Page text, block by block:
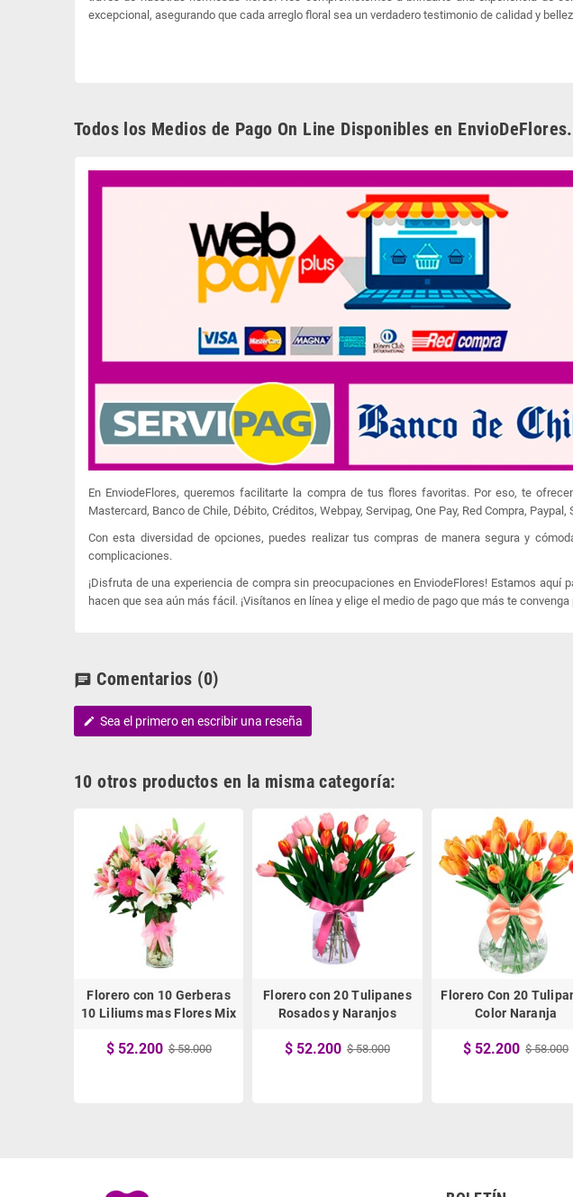
excepcional, asegurando que cada arreglo floral sea un verdadero testimonio de calidad y
Todos los Medios de Pago On Line Disponibles en
En EnviodeFlores, queremos facilitarte la compra de tus flores favoritas. Por eso, te
Mastercard, Banco de Chile, Débito, Créditos, Webpay, Servipag, One Pay, Red Compra, Paypal,
Con esta diversidad de opciones, puedes realizar tus compras de manera segura y
complicaciones.
¡Disfruta de una experiencia de compra sin preocupaciones en EnviodeFlores! Estamos
hacen que sea aún más fácil. ¡Visítanos en línea y elige el medio de pago que más te
chat Comentarios (0)
edit Sea el primero en escribir una reseña
10 otros productos en la misma categoría:
Florero con 10 Gerberas
10 Liliums mas Flores Mix
$ 52.200 $ 58.000
Florero con 20 Tulipanes
Rosados y Naranjos
$ 52.200 $ 58.000
Florero Con 20
Color Naranja
$ 52.200 $ 58.000